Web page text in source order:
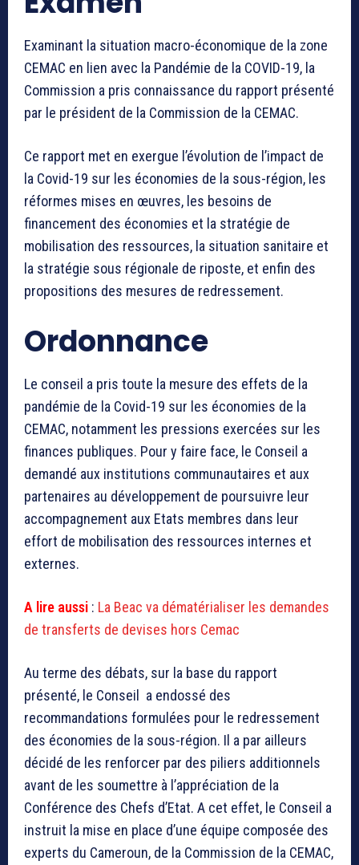
Examinant la situation macro-économique de la zone
CEMAC en lien avec la Pandémie de la COVID-19, la
Commission a pris connaissance du rapport présenté
par le président de la Commission de la CEMAC.
Ce rapport met en exergue l’évolution de l’impact de
la Covid-19 sur les économies de la sous-région, les
réformes mises en œuvres, les besoins de
financement des économies et la stratégie de
mobilisation des ressources, la situation sanitaire et
la stratégie sous régionale de riposte, et enfin des
propositions des mesures de redressement.
Ordonnance
Le conseil a pris toute la mesure des effets de la
pandémie de la Covid-19 sur les économies de la
CEMAC, notamment les pressions exercées sur les
finances publiques. Pour y faire face, le Conseil a
demandé aux institutions communautaires et aux
partenaires au développement de poursuivre leur
accompagnement aux Etats membres dans leur
effort de mobilisation des ressources internes et
externes.
A lire aussi : La Beac va dématérialiser les demandes
de transferts de devises hors Cemac
Au terme des débats, sur la base du rapport
présenté, le Conseil a endossé des
recommandations formulées pour le redressement
des économies de la sous-région. Il a par ailleurs
décidé de les renforcer par des piliers additionnels
avant de les soumettre à l’appréciation de la
Conférence des Chefs d’Etat. A cet effet, le Conseil a
instruit la mise en place d’une équipe composée des
experts du Cameroun, de la Commission de la CEMAC,